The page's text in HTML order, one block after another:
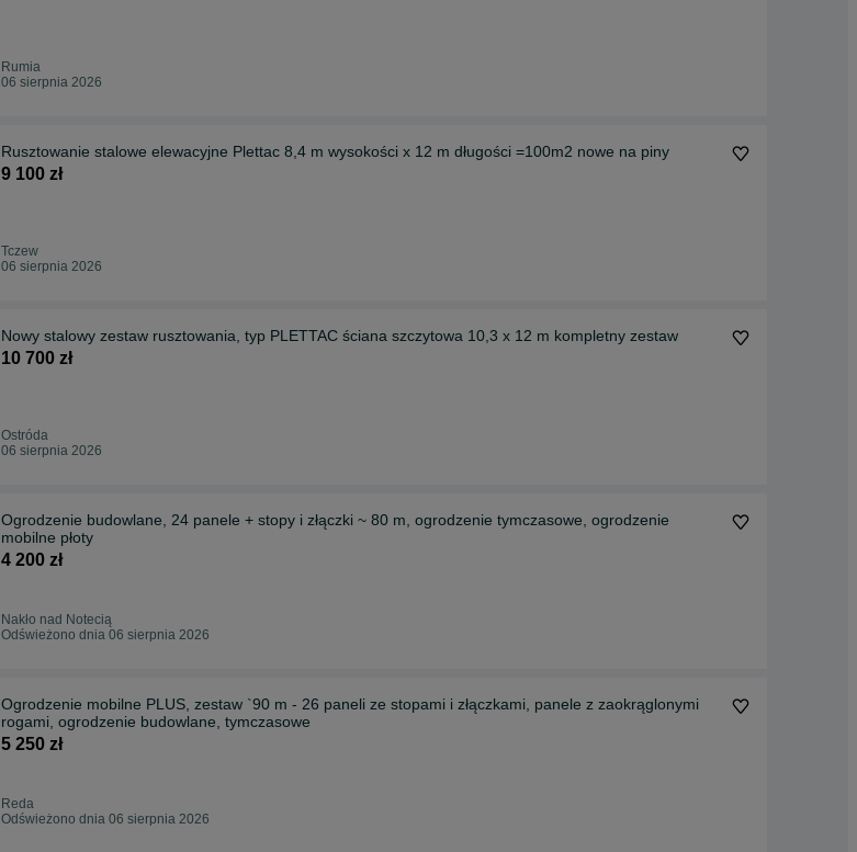
Rumia
06 sierpnia 2026
Rusztowanie stalowe elewacyjne Plettac 8,4 m wysokości x 12 m długości =100m2 nowe na piny
9 100 zł
Tczew
06 sierpnia 2026
Nowy stalowy zestaw rusztowania, typ PLETTAC ściana szczytowa 10,3 x 12 m kompletny zestaw
10 700 zł
Ostróda
06 sierpnia 2026
Ogrodzenie budowlane, 24 panele + stopy i złączki ~ 80 m, ogrodzenie tymczasowe, ogrodzenie
mobilne płoty
4 200 zł
Nakło nad Notecią
Odświeżono dnia 06 sierpnia 2026
Ogrodzenie mobilne PLUS, zestaw `90 m - 26 paneli ze stopami i złączkami, panele z zaokrąglonymi
rogami, ogrodzenie budowlane, tymczasowe
5 250 zł
Reda
Odświeżono dnia 06 sierpnia 2026